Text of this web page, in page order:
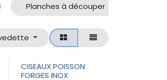
Planches à découper
CISEAUX POISSON
FORGES INOX